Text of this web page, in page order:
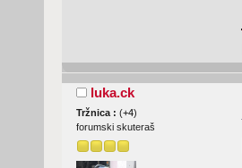
luka.ck
Tržnica : (+4)
forumski skuteraš